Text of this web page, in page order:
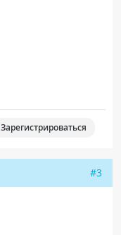
Зарегистрироваться
#3